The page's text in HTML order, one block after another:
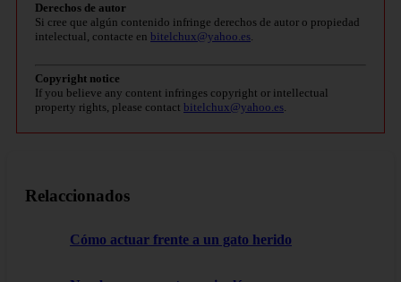
Derechos de autor
Si cree que algún contenido infringe derechos de autor o propiedad
intelectual, contacte en bitelchux@yahoo.es.
Copyright notice
If you believe any content infringes copyright or intellectual
property rights, please contact bitelchux@yahoo.es.
Relaccionados
Cómo actuar frente a un gato herido